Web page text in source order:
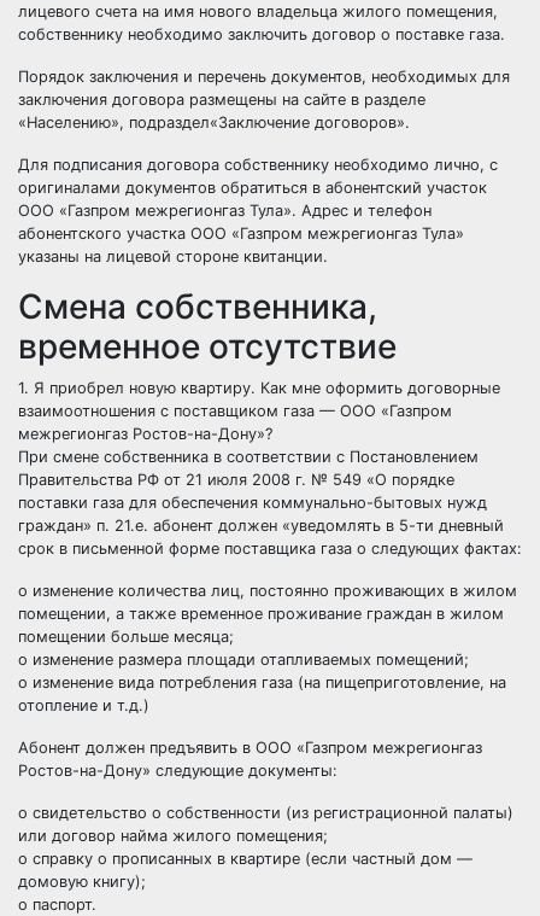
лицевого счета на имя нового владельца жилого помещения,
собственнику необходимо заключить договор о поставке газа.
Порядок заключения и перечень документов, необходимых для
заключения договора размещены на сайте в разделе
«Населению», подраздел«Заключение договоров».
Для подписания договора собственнику необходимо лично, с
оригиналами документов обратиться в абонентский участок
ООО «Газпром межрегионгаз Тула». Адрес и телефон
абонентского участка ООО «Газпром межрегионгаз Тула»
указаны на лицевой стороне квитанции.
Смена собственника,
временное отсутствие
1. Я приобрел новую квартиру. Как мне оформить договорные
взаимоотношения с поставщиком газа — ООО «Газпром
межрегионгаз Ростов-на-Дону»?
При смене собственника в соответствии с Постановлением
Правительства РФ от 21 июля 2008 г. № 549 «О порядке
поставки газа для обеспечения коммунально-бытовых нужд
граждан» п. 21.е. абонент должен «уведомлять в 5-ти дневный
срок в письменной форме поставщика газа о следующих фактах:
o изменение количества лиц, постоянно проживающих в жилом
помещении, а также временное проживание граждан в жилом
помещении больше месяца;
o изменение размера площади отапливаемых помещений;
o изменение вида потребления газа (на пищеприготовление, на
отопление и т.д.)
Абонент должен предъявить в ООО «Газпром межрегионгаз
Ростов-на-Дону» следующие документы:
o свидетельство о собственности (из регистрационной палаты)
или договор найма жилого помещения;
o справку о прописанных в квартире (если частный дом —
домовую книгу);
o паспорт.